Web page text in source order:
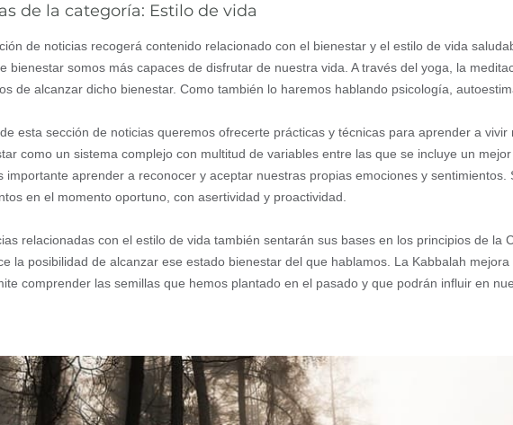
de la categoría: Estilo de vida
de noticias recogerá contenido relacionado con el bienestar y el estilo de vida
bienestar somos más capaces de disfrutar de nuestra vida. A través del yoga, la
de alcanzar dicho bienestar. Como también lo haremos hablando psicología,
esta sección de noticias queremos ofrecerte prácticas y técnicas para aprender a
como un sistema complejo con multitud de variables entre las que se incluye un
importante aprender a reconocer y aceptar nuestras propias emociones y
en el momento oportuno, con asertividad y proactividad.
relacionadas con el estilo de vida también sentarán sus bases en los principios de la
la posibilidad de alcanzar ese estado bienestar del que hablamos. La Kabbalah
comprender las semillas que hemos plantado en el pasado y que podrán influir en